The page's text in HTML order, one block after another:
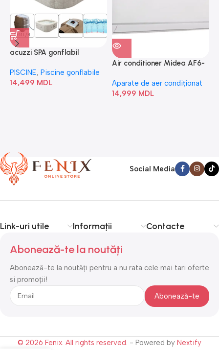
acuzzi SPA gonflabil
Bubble” 28446
PISCINE, Piscine gonflabile
14,499 MDL
Air conditioner Midea AF6-
Aparate de aer condiționat
14,999 MDL
Social Media
Link-uri utile Informații Contacte
Abonează-te la noutăți
Abonează-te la noutăți pentru a nu rata cele mai tari oferte
si promoții!
© 2026 Fenix. All rights reserved. - Powered by Nextify